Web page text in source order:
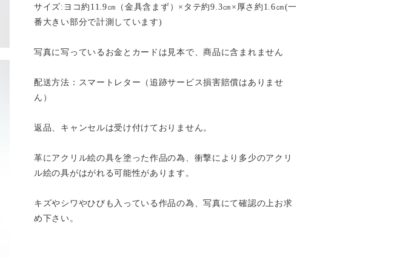
サイズ:ヨコ約11.9㎝（金具含まず）×タテ約9.3㎝×厚さ約1.6㎝(一
番大きい部分で計測しています)
写真に写っているお金とカードは見本で、商品に含まれません
配送方法：スマートレター（追跡サービス損害賠償はありませ
ん）
返品、キャンセルは受け付けておりません。
革にアクリル絵の具を塗った作品の為、衝撃により多少のアクリ
ル絵の具がはがれる可能性があります。
キズやシワやひびも入っている作品の為、写真にて確認の上お求
め下さい。